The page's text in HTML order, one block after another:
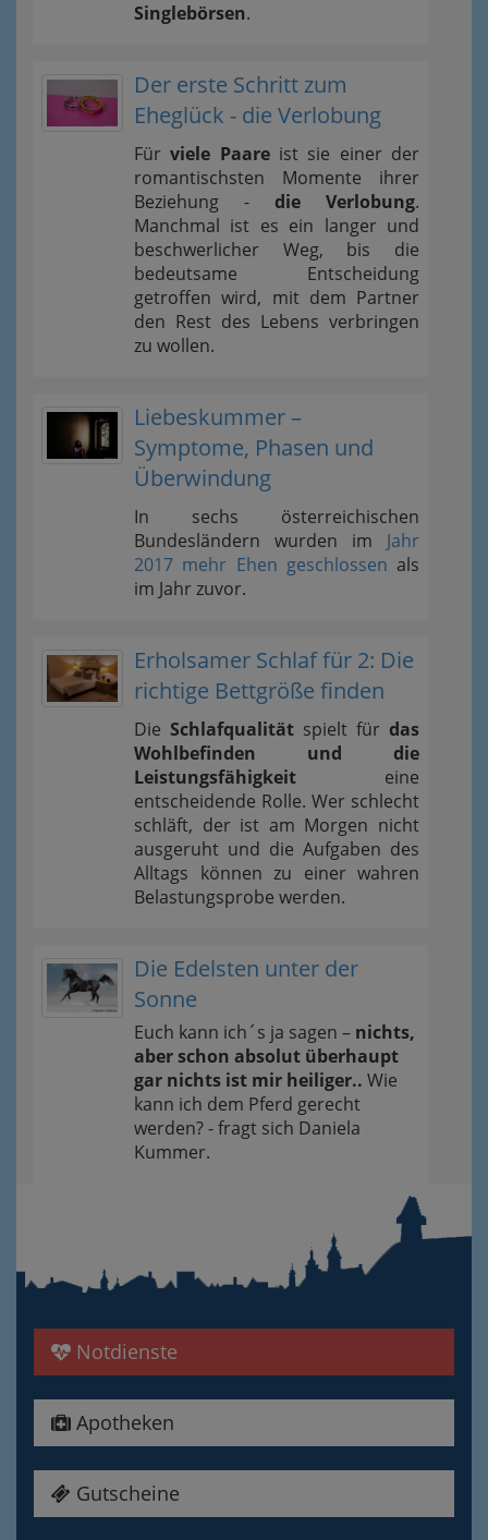
Singlebörsen.
Der erste Schritt zum
Eheglück - die Verlobung
Fürviele Paareist sie einer der
romantischsten Momente ihrer
Beziehung - die Verlobung.
Manchmal ist es ein langer und
beschwerlicher Weg, bis die
bedeutsame Entscheidung
getroffen wird, mit dem Partner
den Rest des Lebens verbringen
zu wollen.
Liebeskummer –
Symptome, Phasen und
Überwindung
In sechs österreichischen
Bundesländern wurden im Jahr
2017 mehr Ehen geschlossen als
im Jahr zuvor.
Erholsamer Schlaf für 2: Die
richtige Bettgröße finden
Die Schlafqualität spielt für das
Wohlbefinden und die
Leistungsfähigkeit eine
entscheidende Rolle. Wer schlecht
schläft, der ist am Morgen nicht
ausgeruht und die Aufgaben des
Alltags können zu einer wahren
Belastungsprobe werden.
Die Edelsten unter der
Sonne
Euch kann ich´s ja sagen – nichts,
aber schon absolut überhaupt
gar nichts ist mir heiliger.. Wie
kann ich dem Pferd gerecht
werden? - fragt sich Daniela
Kummer.
Notdienste
Apotheken
Gutscheine